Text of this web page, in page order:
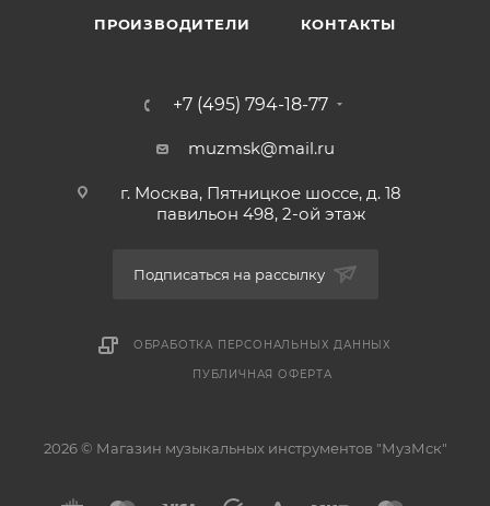
ПРОИЗВОДИТЕЛИ КОНТАКТЫ
+7 (495) 794-18-77
muzmsk@mail.ru
г. Москва, Пятницкое шоссе, д. 18
павильон 498, 2-ой этаж
Подписаться на рассылку
ОБРАБОТКА ПЕРСОНАЛЬНЫХ ДАННЫХ
ПУБЛИЧНАЯ ОФЕРТА
2026 © Магазин музыкальных инструментов "МузМск"